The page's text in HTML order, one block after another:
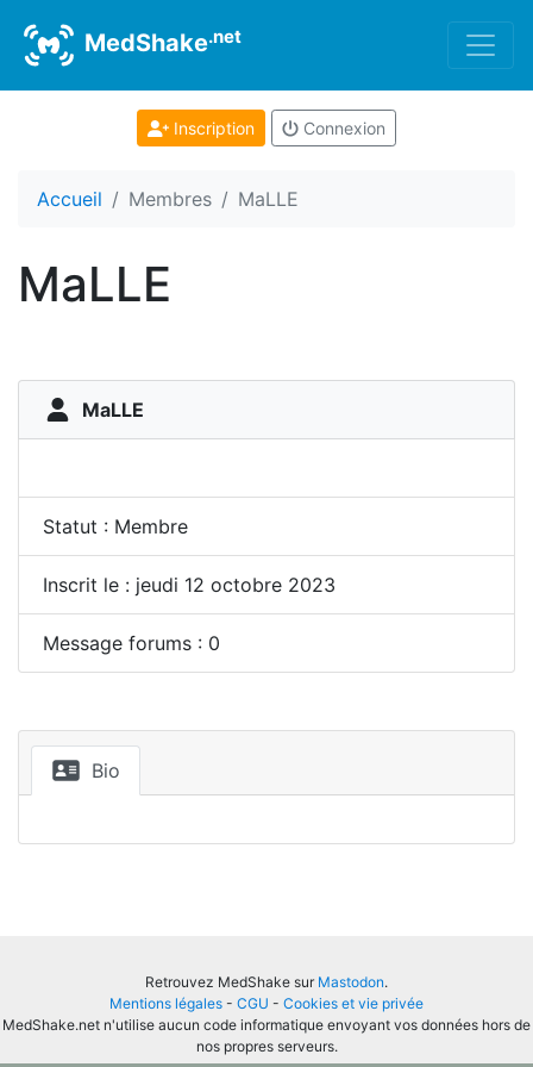
MedShake.net
Inscription Connexion
Accueil Membres MaLLE
MaLLE
MaLLE
Statut : Membre
Inscrit le : jeudi 12 octobre 2023
Message forums : 0
Bio
Retrouvez MedShake sur Mastodon.
Mentions légales - CGU - Cookies et vie privée
MedShake.net n'utilise aucun code informatique envoyant vos données hors de
nos propres serveurs.